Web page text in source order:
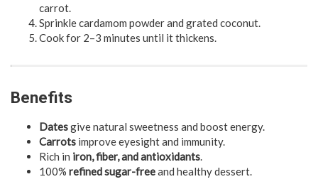
carrot.
Sprinkle cardamom powder and grated coconut.
Cook for 2–3 minutes until it thickens.
Benefits
Datesgive natural sweetness and boost energy.
Carrots improve eyesight and immunity.
Rich in iron, fiber, and antioxidants.
100% refined sugar-freeand healthy dessert.